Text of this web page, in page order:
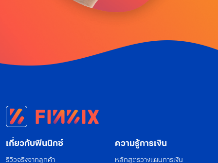
เกี่ยวกับฟินนิกซ์
รีวิวจริงจากลูกค้า
ความรู้การเงิน
หลักสูตรวางแผนการเงิน